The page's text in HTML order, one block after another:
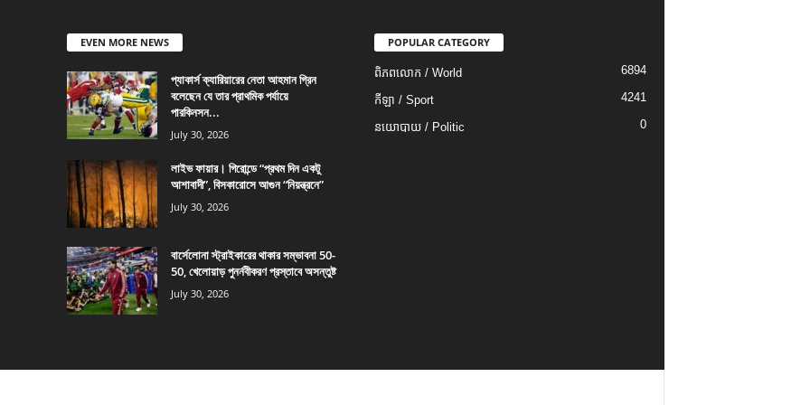
EVEN MORE NEWS
প্যাকার্স ক্যারিয়ারের নেতা আহমান গ্রিন
বলেছেন যে তার প্রাথমিক পর্যায়ে
পারকিনসন...
July 30, 2026
লাইভ ফায়ার। গিরোন্ডে “প্রথম দিন একটু
আশাবাদী”, বিসকারোসে আগুন “নিয়ন্ত্রনে”
July 30, 2026
বার্সেলোনা স্ট্রাইকারের থাকার সম্ভাবনা 50-
50, খেলোয়াড় পুনর্নবীকরণ প্রস্তাবে অসন্তুষ্ট
July 30, 2026
POPULAR CATEGORY
ពិភពលោក / World 6894
កីឡា / Sport 4241
នយោបាយ / Politic 0